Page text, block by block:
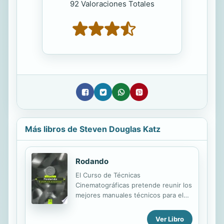
92 Valoraciones Totales
Más libros de Steven Douglas Katz
Rodando
El Curso de Técnicas
Cinematográficas pretende reunir los
mejores manuales técnicos para el
aficionado al cine. Han sidoVer Libro